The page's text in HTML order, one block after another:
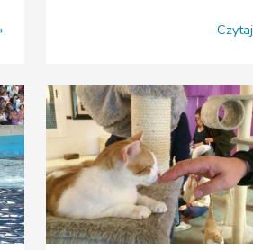
Czytaj